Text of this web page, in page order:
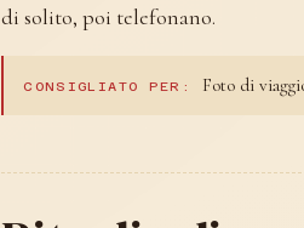
di solito, poi telefonano.
CONSIGLIATO PER: Foto di